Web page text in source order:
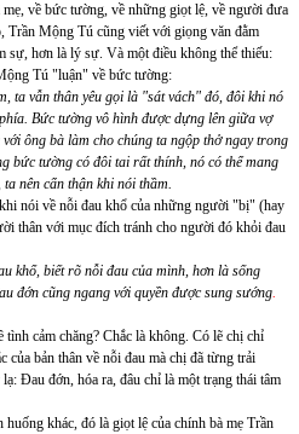
về bức tường, về những giọt lệ, về người đưa
Mộng Tú cũng viết với giọng văn đằm
sự, hơn là lý sự. Và một điều không thể thiếu:
Tú "luận" về bức tường:
ta vẫn thân yêu gọi là "sát vách" đó, đôi khi nó
Bức tường vô hình được dựng lên giữa vợ
ông bà làm cho chúng ta ngộp thở ngay trong
bức tường có đôi tai rất thính, nó có thể mang
nên cẩn thận khi nói thầm.
nói về nỗi đau khổ của những người "bị" (hay
thân với mục đích tránh cho người đó khỏi đau
khổ, biết rõ nỗi đau của mình, hơn là sống
đớn cũng ngang với quyền được sung sướng.
cảm chăng? Chắc là không. Có lẽ chị chỉ
của bản thân về nỗi đau mà chị đã từng trải
Đau đớn, hóa ra, đâu chỉ là một trạng thái tâm
khác, đó là giọt lệ của chính bà mẹ Trần